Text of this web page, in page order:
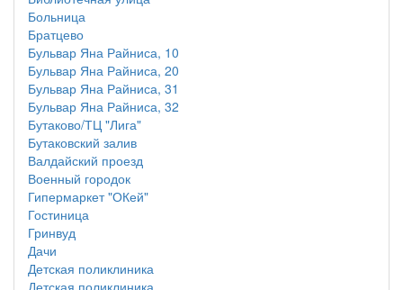
Больница
Братцево
Бульвар Яна Райниса, 10
Бульвар Яна Райниса, 20
Бульвар Яна Райниса, 31
Бульвар Яна Райниса, 32
Бутаково/ТЦ "Лига"
Бутаковский залив
Валдайский проезд
Военный городок
Гипермаркет "ОКей"
Гостиница
Гринвуд
Дачи
Детская поликлиника
Детская поликлиника